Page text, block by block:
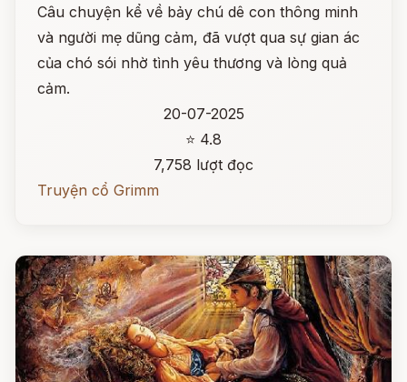
Câu chuyện kể về bảy chú dê con thông minh
và người mẹ dũng cảm, đã vượt qua sự gian ác
của chó sói nhờ tình yêu thương và lòng quả
cảm.
20-07-2025
⭐ 4.8
7,758 lượt đọc
Truyện cổ Grimm